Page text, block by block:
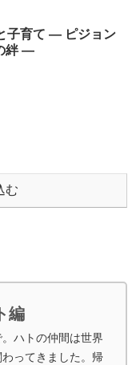
子育て ― ピジョン
絆 ―
む
編
ハトの仲間は世界
ってきました。帰